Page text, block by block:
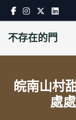
Skip
content
不存在的門
皖南山村
處